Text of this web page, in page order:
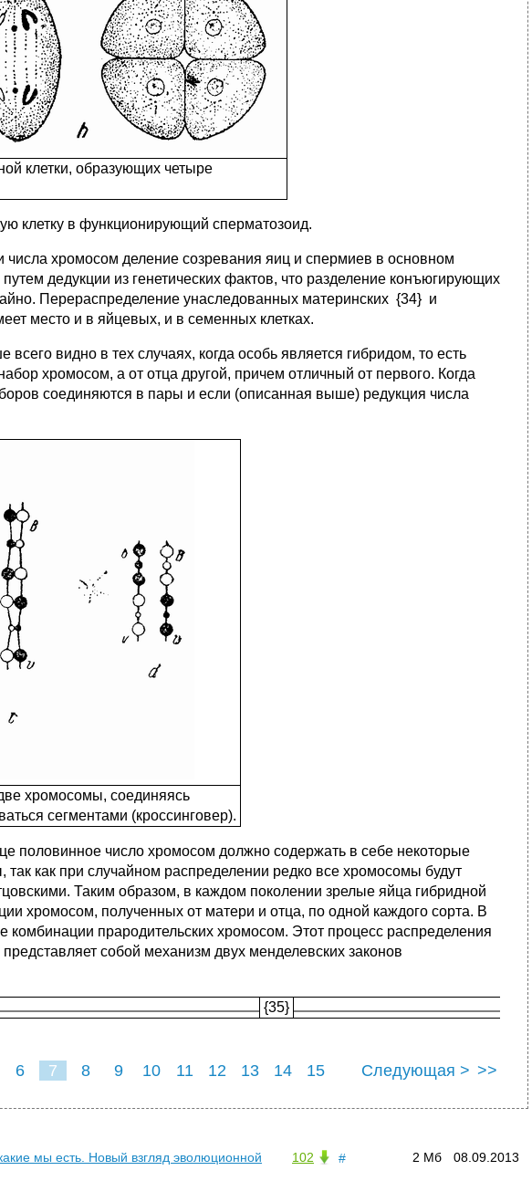
клетки, образующих четыре
клетку в функционирующий сперматозоид.
хромосом деление созревания яиц и спермиев в основном
дедукции из генетических фактов, что разделение конъюгирующих
Перераспределение унаследованных материнских {34} и
место и в яйцевых, и в семенных клетках.
видно в тех случаях, когда особь является гибридом, то есть
хромосом, а от отца другой, причем отличный от первого. Когда
соединяются в пары и если (описанная выше) редукция числа
хромосомы, соединяясь
сегментами (кроссинговер).
половинное число хромосом должно содержать в себе некоторые
как при случайном распределении редко все хромосомы будут
Таким образом, в каждом поколении зрелые яйца гибридной
хромосом, полученных от матери и отца, по одной каждого сорта. В
комбинации прародительских хромосом. Этот процесс распределения
собой механизм двух менделевских законов
{35}
6 7 8 9 10 11 12 13 14
15
Следующая > >>
# 08.09.2013
2 Мб
102
мы есть. Новый взгляд эволюционной